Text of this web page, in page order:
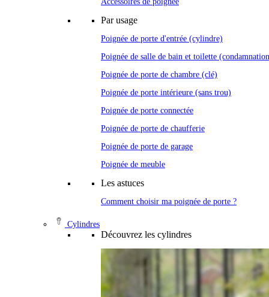
Par usage
Poignée de porte d'entrée (cylindre)
Poignée de salle de bain et toilette
Poignée de porte de chambre (clé)
Poignée de porte intérieure (sans trou)
Poignée de porte connectée
Poignée de porte de chaufferie
Poignée de porte de garage
Poignée de meuble
Les astuces
Comment choisir ma poignée de porte ?
Cylindres
Découvrez les cylindres